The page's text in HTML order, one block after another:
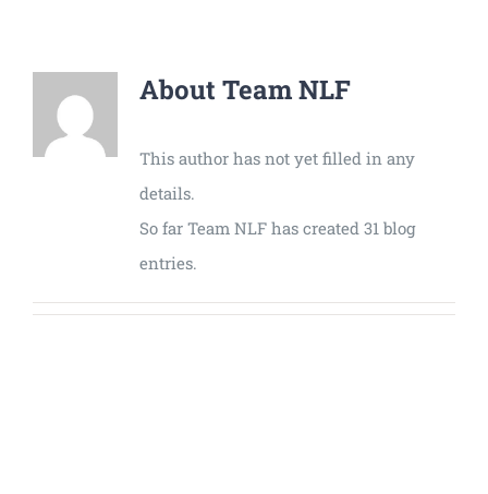
About Team NLF
This author has not yet filled in any
details.
So far Team NLF has created 31 blog
entries.